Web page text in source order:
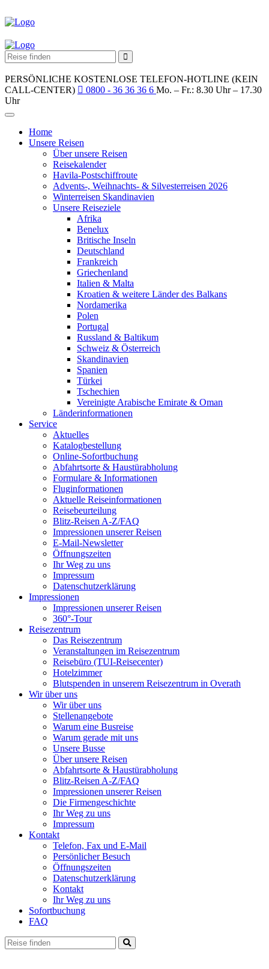
PERSÖNLICHE KOSTENLOSE TELEFON-HOTLINE (KEIN
CALL-CENTER)
0800 - 36 36 36 6 Mo. – Fr.: 8.30 Uhr – 17.30
Uhr
Home
Unsere Reisen
Über unsere Reisen
Reisekalender
Havila-Postschiffroute
Advents-, Weihnachts- & Silvesterreisen 2026
Winterreisen Skandinavien
Unsere Reiseziele
Afrika
Benelux
Britische Inseln
Deutschland
Frankreich
Griechenland
Italien & Malta
Kroatien & weitere Länder des Balkans
Nordamerika
Polen
Portugal
Russland & Baltikum
Schweiz & Österreich
Skandinavien
Spanien
Türkei
Tschechien
Vereinigte Arabische Emirate & Oman
Länderinformationen
Service
Aktuelles
Katalogbestellung
Online-Sofortbuchung
Abfahrtsorte & Haustürabholung
Formulare & Informationen
Fluginformationen
Aktuelle Reiseinformationen
Reisebeurteilung
Blitz-Reisen A-Z/FAQ
Impressionen unserer Reisen
E-Mail-Newsletter
Öffnungszeiten
Ihr Weg zu uns
Impressum
Datenschutzerklärung
Impressionen
Impressionen unserer Reisen
360°-Tour
Reisezentrum
Das Reisezentrum
Veranstaltungen im Reisezentrum
Reisebüro (TUI-Reisecenter)
Hotelzimmer
Blutspenden in unserem Reisezentrum in Overath
Wir über uns
Wir über uns
Stellenangebote
Warum eine Busreise
Warum gerade mit uns
Unsere Busse
Über unsere Reisen
Abfahrtsorte & Haustürabholung
Blitz-Reisen A-Z/FAQ
Impressionen unserer Reisen
Die Firmengeschichte
Ihr Weg zu uns
Impressum
Kontakt
Telefon, Fax und E-Mail
Persönlicher Besuch
Öffnungszeiten
Datenschutzerklärung
Kontakt
Ihr Weg zu uns
Sofortbuchung
FAQ